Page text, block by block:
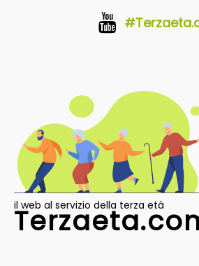
il web al servizio della terza età